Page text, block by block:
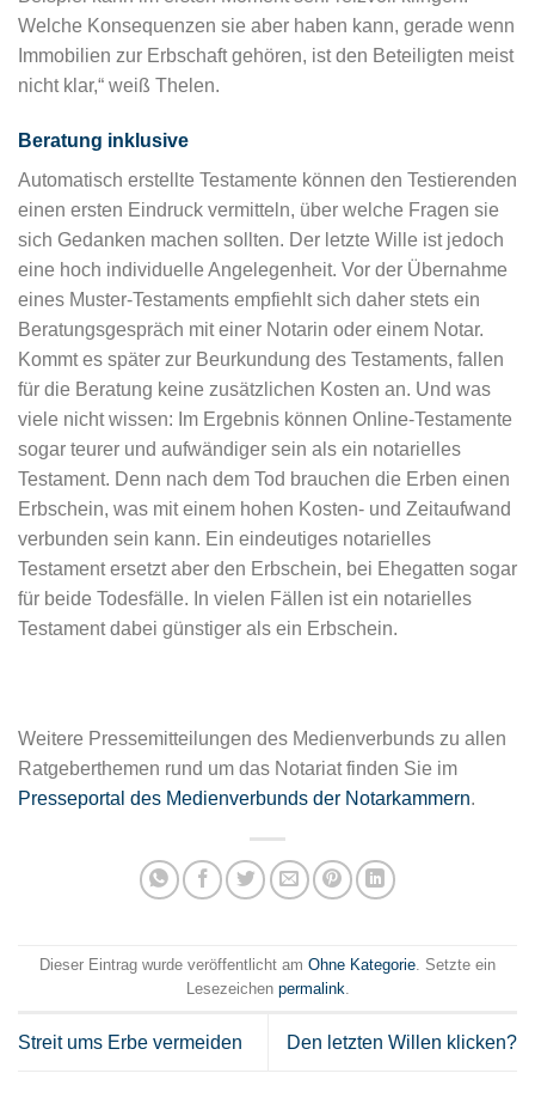
Welche Konsequenzen sie aber haben kann, gerade wenn
Immobilien zur Erbschaft gehören, ist den Beteiligten meist
nicht klar,“ weiß Thelen.
Beratung inklusive
Automatisch erstellte Testamente können den Testierenden
einen ersten Eindruck vermitteln, über welche Fragen sie
sich Gedanken machen sollten. Der letzte Wille ist jedoch
eine hoch individuelle Angelegenheit. Vor der Übernahme
eines Muster-Testaments empfiehlt sich daher stets ein
Beratungsgespräch mit einer Notarin oder einem Notar.
Kommt es später zur Beurkundung des Testaments, fallen
für die Beratung keine zusätzlichen Kosten an. Und was
viele nicht wissen: Im Ergebnis können Online-Testamente
sogar teurer und aufwändiger sein als ein notarielles
Testament. Denn nach dem Tod brauchen die Erben einen
Erbschein, was mit einem hohen Kosten- und Zeitaufwand
verbunden sein kann. Ein eindeutiges notarielles
Testament ersetzt aber den Erbschein, bei Ehegatten sogar
für beide Todesfälle. In vielen Fällen ist ein notarielles
Testament dabei günstiger als ein Erbschein.
Weitere Pressemitteilungen des Medienverbunds zu allen
Ratgeberthemen rund um das Notariat finden Sie im
Presseportal des Medienverbunds der Notarkammern.
Dieser Eintrag wurde veröffentlicht am Ohne Kategorie . Setzte ein
Lesezeichen permalink
Streit ums Erbe vermeiden Den letzten Willen klicken?